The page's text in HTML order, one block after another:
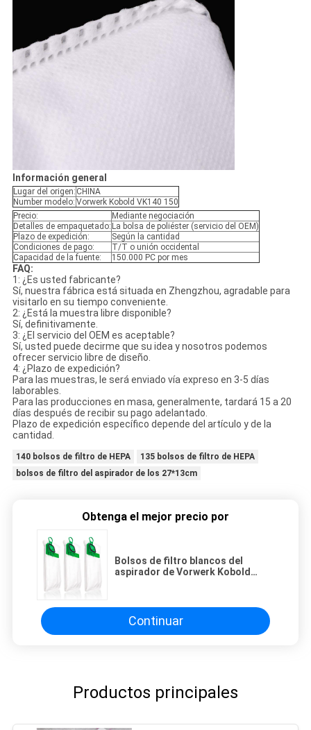
Información general
Lugar del origen: CHINA
Number modelo: Vorwerk Kobold VK140 150
Precio:
Mediante negociación
Detalles de empaquetado: La bolsa de poliéster (servicio del OEM)
Plazo de expedición:
Según la cantidad
Condiciones de pago:
T/T o unión occidental
Capacidad de la fuente:
150.000 PC por mes
FAQ:
1: ¿Es usted fabricante?
Sí, nuestra fábrica está situada en Zhengzhou, agradable para
visitarlo en su tiempo conveniente.
2: ¿Está la muestra libre disponible?
Sí, definitivamente.
3: ¿El servicio del OEM es aceptable?
Sí, usted puede decirme que su idea y nosotros podemos
ofrecer servicio libre de diseño.
4: ¿Plazo de expedición?
Para las muestras, le será enviado vía expreso en 3-5 días
laborables.
Para las producciones en masa, generalmente, tardará 15 a 20
días después de recibir su pago adelantado.
Plazo de expedición específico depende del artículo y de la
cantidad.
140 bolsos de filtro de HEPA
135 bolsos de filtro de HEPA
bolsos de filtro del aspirador de los 27*13cm
Obtenga el mejor precio por
Bolsos de filtro blancos del
aspirador de Vorwerk Kobold
Continuar
Productos principales